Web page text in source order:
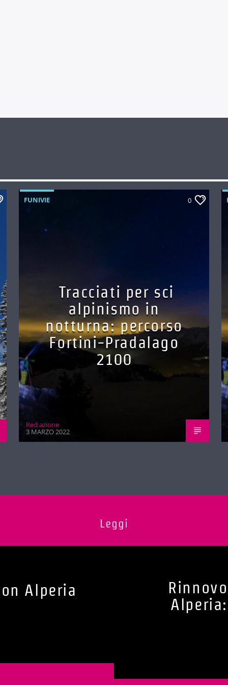
FUNIVIE 0
Tracciati per sci
alpinismo in
notturna: percorso
Fortini-Pradalago
2100
Red.azione
3 MARZO 2022
Leggi
Alperia